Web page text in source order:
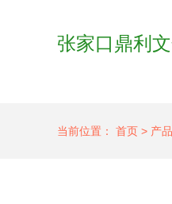
张家口鼎利
当前位置： 首页 > 产